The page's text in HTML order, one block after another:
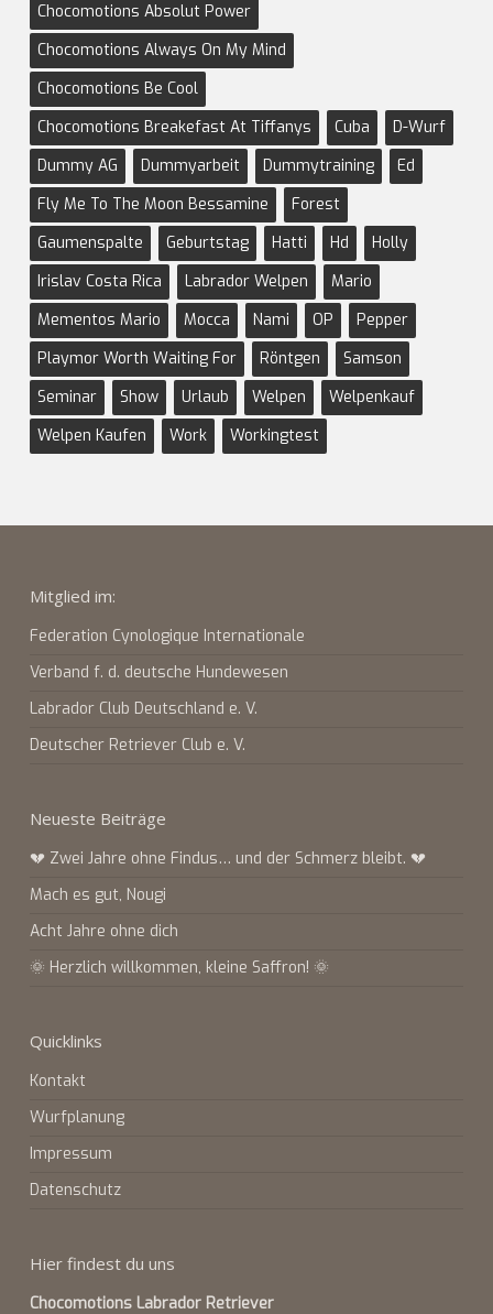
Chocomotions Absolut Power
Chocomotions Always On My Mind
Chocomotions Be Cool
Chocomotions Breakefast At Tiffanys
Cuba
D-Wurf
Dummy AG
Dummyarbeit Dummytraining
Ed
Fly Me To The Moon Bessamine
Forest
Gaumenspalte
Geburtstag Hatti Hd
Holly
Irislav Costa Rica
Labrador Welpen
Mario
Mementos Mario
Mocca Nami OP
Pepper
Playmor Worth Waiting For
Röntgen
Samson
Seminar
Show Urlaub Welpen
Welpenkauf
Welpen Kaufen
Work Workingtest
Mitglied im:
Federation Cynologique Internationale
Verband f. d. deutsche Hundewesen
Labrador Club Deutschland e. V.
Deutscher Retriever Club e. V.
Neueste Beiträge
💔 Zwei Jahre ohne Findus… und der Schmerz bleibt. 💔
Mach es gut, Nougi
Acht Jahre ohne dich
🌞 Herzlich willkommen, kleine Saffron! 🌞
Quicklinks
Kontakt
Wurfplanung
Impressum
Datenschutz
Hier findest du uns
Chocomotions Labrador Retriever